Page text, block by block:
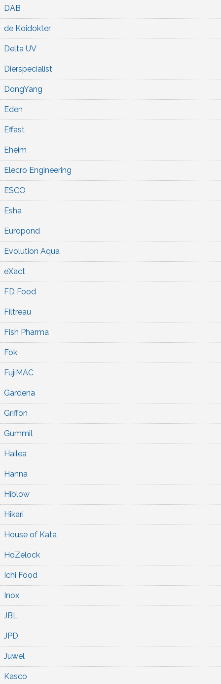
DAB
de Koidokter
Delta UV
Dierspecialist
DongYang
Eden
Effast
Eheim
Elecro Engineering
ESCO
Esha
Europond
Evolution Aqua
eXact
FD Food
Filtreau
Fish Pharma
Fok
FujiMAC
Gardena
Griffon
Gummil
Hailea
Hanna
Hiblow
Hikari
House of Kata
HoZelock
Ichi Food
Inox
JBL
JPD
Juwel
Kasco